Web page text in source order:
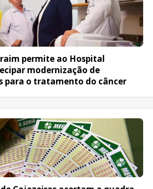
permite ao Hospital
modernização de
para o tratamento do câncer